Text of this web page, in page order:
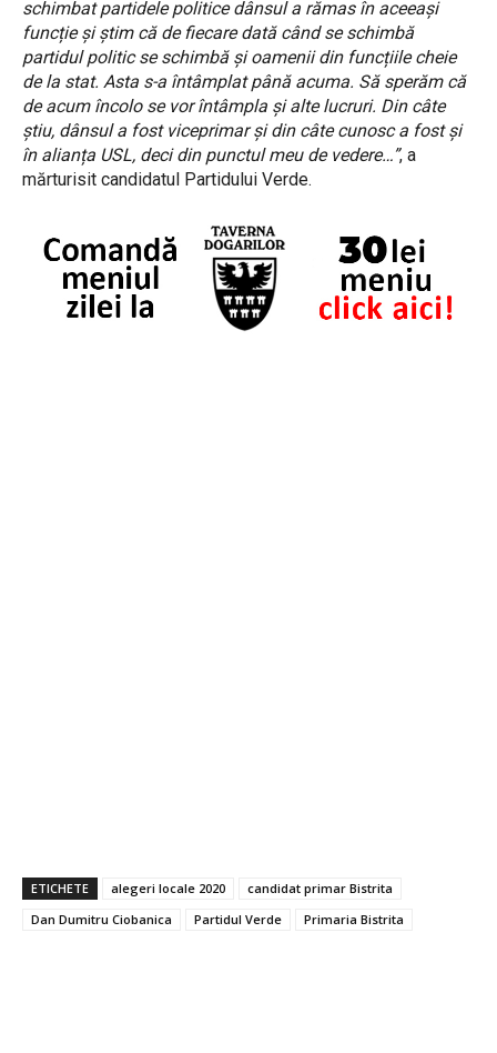
schimbat partidele politice dânsul a rămas în aceeași
funcție și știm că de fiecare dată când se schimbă
partidul politic se schimbă și oamenii din funcțiile cheie
de la stat. Asta s-a întâmplat până acuma. Să sperăm că
de acum încolo se vor întâmpla și alte lucruri. Din câte
știu, dânsul a fost viceprimar și din câte cunosc a fost și
în alianța USL, deci din punctul meu de vedere…”, a
mărturisit candidatul Partidului Verde.
ETICHETE alegeri locale 2020
candidat primar Bistrita
Dan Dumitru Ciobanica
Partidul Verde Primaria Bistrita